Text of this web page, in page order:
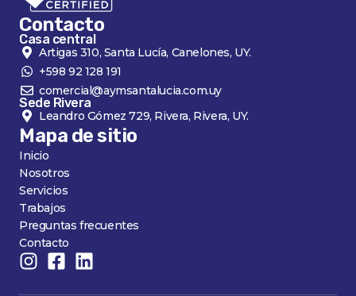
Contacto
Casa central
Artigas 310, Santa Lucía, Canelones, UY.
+598 92 128 191
comercial@aymsantalucia.com.uy
Sede Rivera
Leandro Gómez 729, Rivera, Rivera, UY.
Mapa de sitio
Inicio
Nosotros
Servicios
Trabajos
Preguntas frecuentes
Contacto